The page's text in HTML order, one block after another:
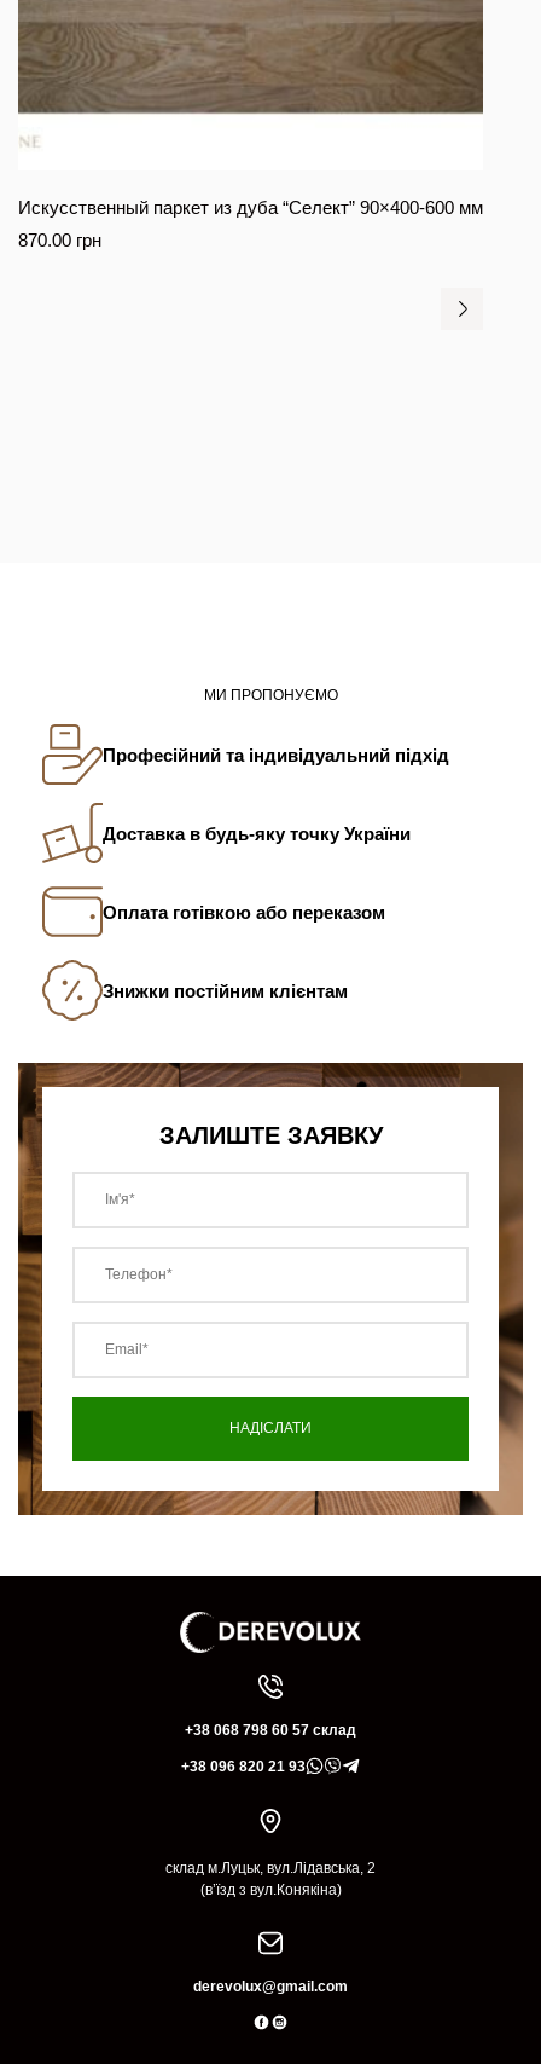
Искусственный паркет из дуба “Селект” 90×400-600 мм
870.00 грн
МИ ПРОПОНУЄМО
Професійний та індивідуальний підхід
Доставка в будь-яку точку України
Оплата готівкою або переказом
Знижки постійним клієнтам
ЗАЛИШТЕ ЗАЯВКУ
+38 068 798 60 57 склад
+38 096 820 21 93
склад м.Луцьк, вул.Лідавська, 2
(в’їзд з вул.Конякіна)
derevolux@gmail.com